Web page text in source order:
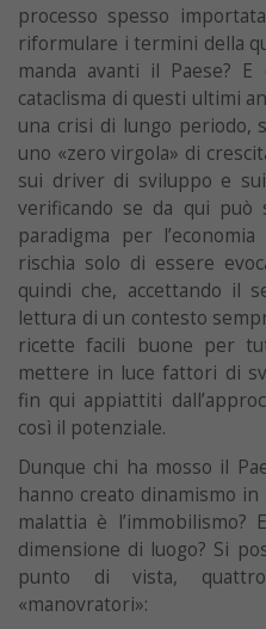
processo spesso
riformulare i termini della
manda avanti il Paese?
cataclisma di questi ultimi
una crisi di lungo periodo,
uno «zero virgola» di
sui driver di sviluppo e
verificando se da qui può
paradigma per
rischia solo di essere
quindi che, accettando il
lettura di un contesto
ricette facili buone per
mettere in luce fattori di
fin qui appiattiti
così il potenziale.
Dunque chi ha mosso il
hanno creato dinamismo
malattia è
dimensione di luogo? Si
punto di vista,
«manovratori»: